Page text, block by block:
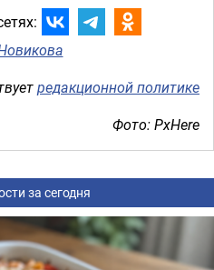
редакционной политике
Фото: PxHere
за сегодня